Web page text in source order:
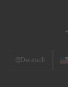
🌐Deutsch